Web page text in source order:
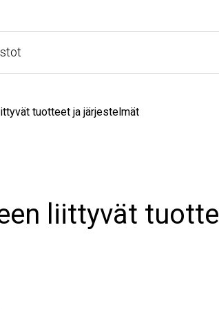
tuotteet ja järjestelmät
liittyvät